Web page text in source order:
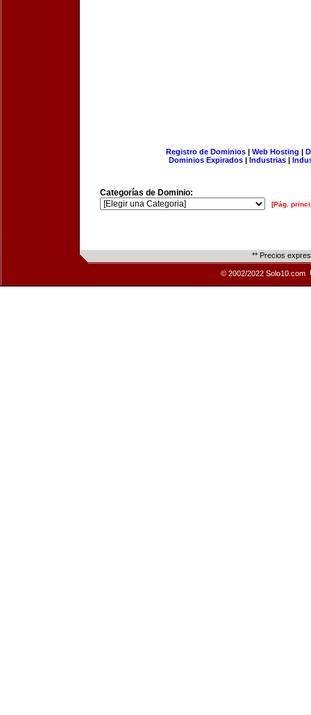
Registro de Dominios| Web Hosting |
Dominios Expirados | Industrias |
Categorías de Dominio:
[Pág.
** Precios
© 2002/2022 Solo10.com